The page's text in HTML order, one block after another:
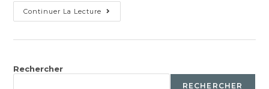
Continuer La Lecture
Rechercher
RECHERCHER